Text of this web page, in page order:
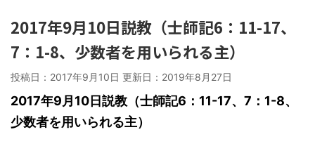
2017年9月10日説教（士師記6：11-17、
7：1-8、少数者を用いられる主）
投稿日：2017年9月10日 更新日： 2019年8月27日
2017年9月10日説教（士師記6：11-17、7：1-8、
少数者を用いられる主）